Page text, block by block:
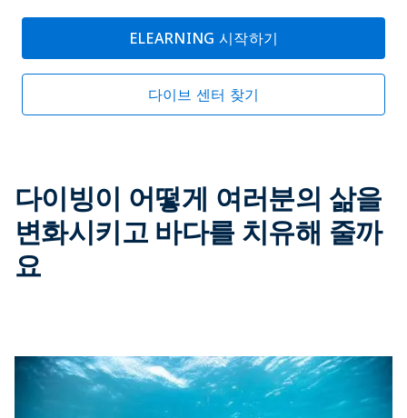
ELEARNING 시작하기
다이브 센터 찾기
다이빙이 어떻게 여러분의 삶을
변화시키고 바다를 치유해 줄까
요